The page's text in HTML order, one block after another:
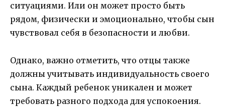
ситуациями. Или он может просто быть
рядом, физически и эмоционально, чтобы сын
чувствовал себя в безопасности и любви.
Однако, важно отметить, что отцы также
должны учитывать индивидуальность своего
сына. Каждый ребенок уникален и может
требовать разного подхода для успокоения.